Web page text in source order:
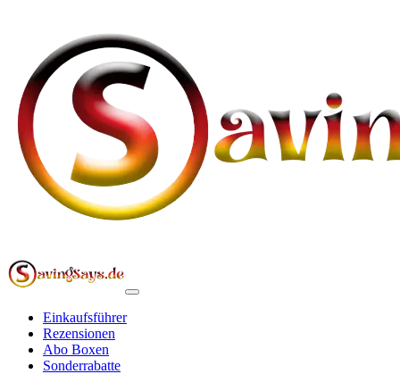
Einkaufsführer
Rezensionen
Abo Boxen
Sonderrabatte